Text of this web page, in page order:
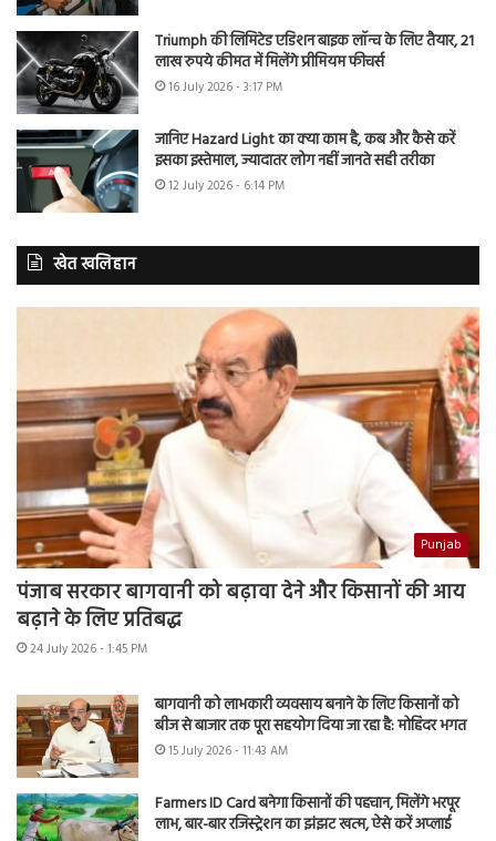
Triumph की लिमिटेड एडिशन बाइक लॉन्च के लिए तैयार, 21
लाख रुपये कीमत में मिलेंगे प्रीमियम फीचर्स
16 July 2026 - 3:17 PM
जानिए Hazard Light का क्या काम है, कब और कैसे करें
इसका इस्तेमाल, ज्यादातर लोग नहीं जानते सही तरीका
12 July 2026 - 6:14 PM
खेत खलिहान
Punjab
पंजाब सरकार बागवानी को बढ़ावा देने और किसानों की आय
बढ़ाने के लिए प्रतिबद्ध
24 July 2026 - 1:45 PM
बागवानी को लाभकारी व्यवसाय बनाने के लिए किसानों को
बीज से बाजार तक पूरा सहयोग दिया जा रहा है: मोहिंदर भगत
15 July 2026 - 11:43 AM
Farmers ID Card बनेगा किसानों की पहचान, मिलेंगे भरपूर
लाभ, बार-बार रजिस्ट्रेशन का झंझट खत्म, ऐसे करें अप्लाई